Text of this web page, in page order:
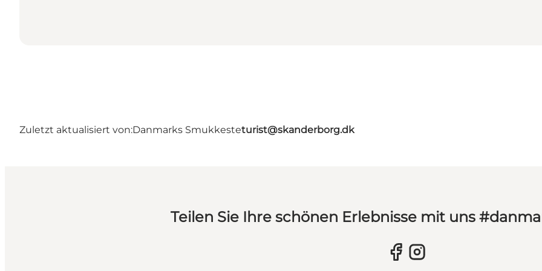
Zuletzt aktualisiert von:Danmarks Smukkesteturist@skanderborg.dk
Teilen Sie Ihre schönen Erlebnisse mit uns